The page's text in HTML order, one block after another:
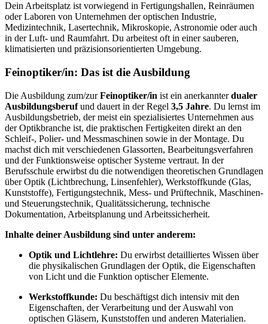
Dein Arbeitsplatz ist vorwiegend in Fertigungshallen, Reinräumen
oder Laboren von Unternehmen der optischen Industrie,
Medizintechnik, Lasertechnik, Mikroskopie, Astronomie oder auch
in der Luft- und Raumfahrt. Du arbeitest oft in einer sauberen,
klimatisierten und präzisionsorientierten Umgebung.
Feinoptiker/in: Das ist die Ausbildung
Die Ausbildung zum/zurFeinoptiker/in ist ein anerkannterdualer
Ausbildungsberufund dauert in der Regel 3,5 Jahre. Du lernst im
Ausbildungsbetrieb, der meist ein spezialisiertes Unternehmen aus
der Optikbranche ist, die praktischen Fertigkeiten direkt an den
Schleif-, Polier- und Messmaschinen sowie in der Montage. Du
machst dich mit verschiedenen Glassorten, Bearbeitungsverfahren
und der Funktionsweise optischer Systeme vertraut. In der
Berufsschule erwirbst du die notwendigen theoretischen Grundlagen
über Optik (Lichtbrechung, Linsenfehler), Werkstoffkunde (Glas,
Kunststoffe), Fertigungstechnik, Mess- und Prüftechnik, Maschinen-
und Steuerungstechnik, Qualitätssicherung, technische
Dokumentation, Arbeitsplanung und Arbeitssicherheit.
Inhalte deiner Ausbildung sind unter anderem:
Optik und Lichtlehre: Du erwirbst detailliertes Wissen über
die physikalischen Grundlagen der Optik, die Eigenschaften
von Licht und die Funktion optischer Elemente.
Werkstoffkunde: Du beschäftigst dich intensiv mit den
Eigenschaften, der Verarbeitung und der Auswahl von
optischen Gläsern, Kunststoffen und anderen Materialien.